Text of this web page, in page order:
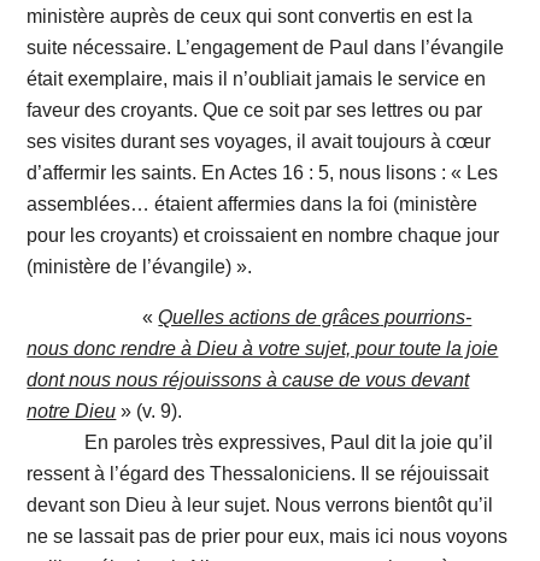
ministère auprès de ceux qui sont convertis en est la
suite nécessaire. L’engagement de Paul dans l’évangile
était exemplaire, mais il n’oubliait jamais le service en
faveur des croyants. Que ce soit par ses lettres ou par
ses visites durant ses voyages, il avait toujours à cœur
d’affermir les saints. En Actes 16 : 5, nous lisons : « Les
assemblées… étaient affermies dans la foi (ministère
pour les croyants) et croissaient en nombre chaque jour
(ministère de l’évangile) ».
«Quelles actions de grâces pourrions-
nous donc rendre à Dieu à votre sujet, pour toute la joie
dont nous nous réjouissons à cause de vous devant
notre Dieu » (v. 9).
En paroles très expressives, Paul dit la joie qu’il
ressent à l’égard des Thessaloniciens. Il se réjouissait
devant son Dieu à leur sujet. Nous verrons bientôt qu’il
ne se lassait pas de prier pour eux, mais ici nous voyons